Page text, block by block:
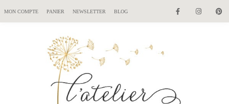
MON COMPTE PANIER NEWSLETTER BLOG